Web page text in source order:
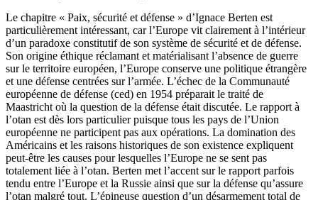
Le chapitre « Paix, sécurité et défense » d’Ignace Berten est
particulièrement intéressant, car l’Europe vit clairement à l’intérieur
d’un paradoxe constitutif de son système de sécurité et de défense.
Son origine éthique réclamant et matérialisant l’absence de guerre
sur le territoire européen, l’Europe conserve une politique étrangère
et une défense centrées sur l’armée. L’échec de la Communauté
européenne de défense (ced) en 1954 préparait le traité de
Maastricht où la question de la défense était discutée. Le rapport à
l’otan est dès lors particulier puisque tous les pays de l’Union
européenne ne participent pas aux opérations. La domination des
Américains et les raisons historiques de son existence expliquent
peut-être les causes pour lesquelles l’Europe ne se sent pas
totalement liée à l’otan. Berten met l’accent sur le rapport parfois
tendu entre l’Europe et la Russie ainsi que sur la défense qu’assure
l’otan malgré tout. L’épineuse question d’un désarmement total de